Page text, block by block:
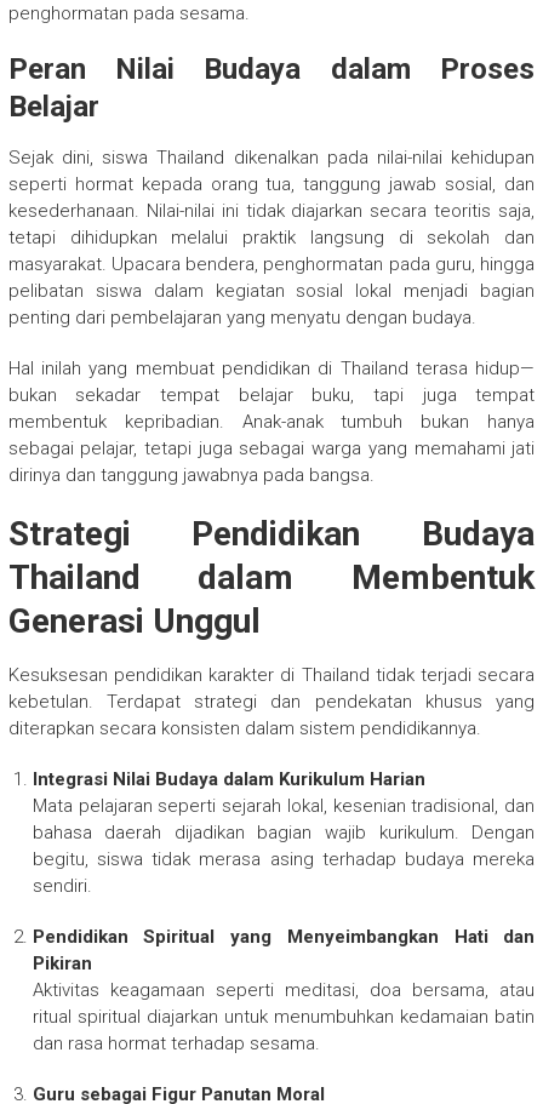
penghormatan pada sesama.
Peran Nilai Budaya dalam Proses
Belajar
Sejak dini, siswa Thailand dikenalkan pada nilai-nilai kehidupan
seperti hormat kepada orang tua, tanggung jawab sosial, dan
kesederhanaan. Nilai-nilai ini tidak diajarkan secara teoritis saja,
tetapi dihidupkan melalui praktik langsung di sekolah dan
masyarakat. Upacara bendera, penghormatan pada guru, hingga
pelibatan siswa dalam kegiatan sosial lokal menjadi bagian
penting dari pembelajaran yang menyatu dengan budaya.
Hal inilah yang membuat pendidikan di Thailand terasa hidup—
bukan sekadar tempat belajar buku, tapi juga tempat
membentuk kepribadian. Anak-anak tumbuh bukan hanya
sebagai pelajar, tetapi juga sebagai warga yang memahami jati
dirinya dan tanggung jawabnya pada bangsa.
Strategi Pendidikan Budaya
Thailand dalam Membentuk
Generasi Unggul
Kesuksesan pendidikan karakter di Thailand tidak terjadi secara
kebetulan. Terdapat strategi dan pendekatan khusus yang
diterapkan secara konsisten dalam sistem pendidikannya.
Integrasi Nilai Budaya dalam Kurikulum Harian
Mata pelajaran seperti sejarah lokal, kesenian tradisional, dan
bahasa daerah dijadikan bagian wajib kurikulum. Dengan
begitu, siswa tidak merasa asing terhadap budaya mereka
sendiri.
Pendidikan Spiritual yang Menyeimbangkan Hati dan
Pikiran
Aktivitas keagamaan seperti meditasi, doa bersama, atau
ritual spiritual diajarkan untuk menumbuhkan kedamaian batin
dan rasa hormat terhadap sesama.
Guru sebagai Figur Panutan Moral